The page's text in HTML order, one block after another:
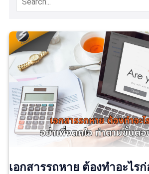
เอกสารรถหาย ต้องทำอะไร